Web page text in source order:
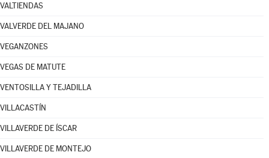
VALTIENDAS
VALVERDE DEL MAJANO
VEGANZONES
VEGAS DE MATUTE
VENTOSILLA Y TEJADILLA
VILLACASTÍN
VILLAVERDE DE ÍSCAR
VILLAVERDE DE MONTEJO